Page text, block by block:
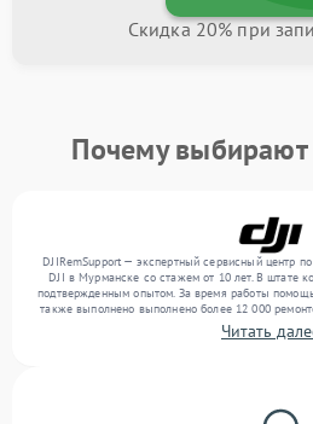
Скидка 20% при
Почему выбирают
DJIRemSupport — экспертный сервисный центр
DJI в Мурманске со стажем от 10 лет. В штате
подтвержденным опытом. За время работы
также выполнено выполнено более 12 000
поступает свыше 300 единиц техники, включая ,
неисправностей и обеспечиваем надежный
Читать